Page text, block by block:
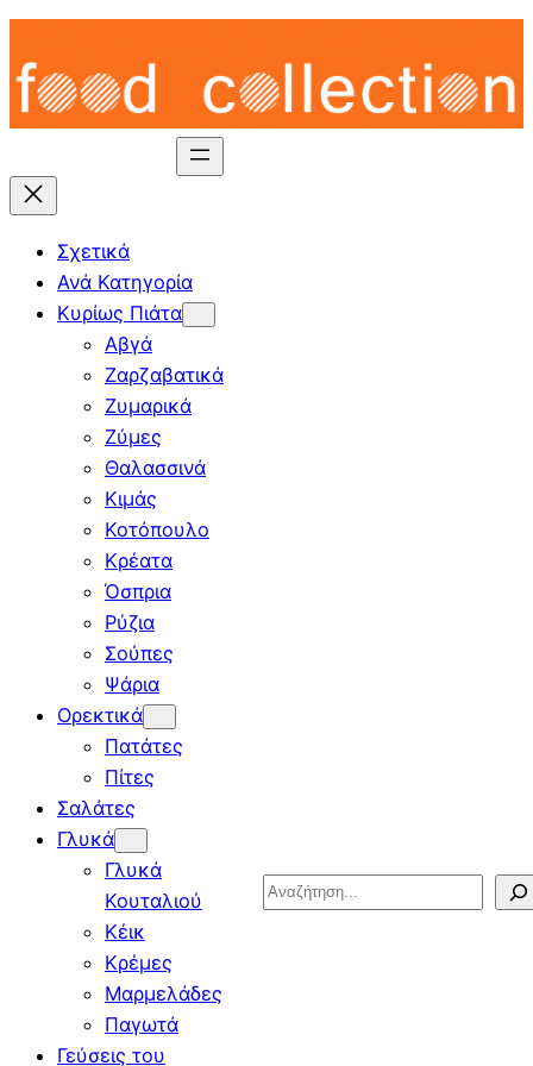
Skip
content
Σχετικά
Ανά Κατηγορία
Κυρίως Πιάτα
Αβγά
Ζαρζαβατικά
Ζυμαρικά
Ζύμες
Θαλασσινά
Κιμάς
Κοτόπουλο
Κρέατα
Όσπρια
Ρύζια
Σούπες
Ψάρια
Ορεκτικά
Πατάτες
Πίτες
Σαλάτες
Γλυκά
Γλυκά
Κουταλιού
Κέικ
Κρέμες
Μαρμελάδες
Παγωτά
Γεύσεις του
Search